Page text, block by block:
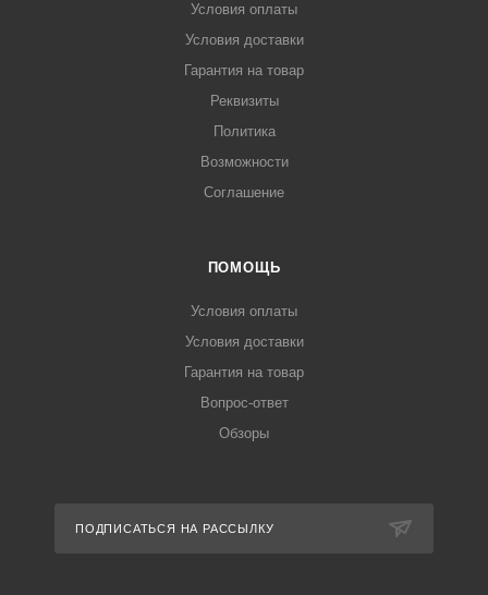
Условия оплаты
Условия доставки
Гарантия на товар
Реквизиты
Политика
Возможности
Соглашение
ПОМОЩЬ
Условия оплаты
Условия доставки
Гарантия на товар
Вопрос-ответ
Обзоры
ПОДПИСАТЬСЯ НА РАССЫЛКУ